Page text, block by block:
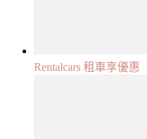
Rentalcars 租車享優惠